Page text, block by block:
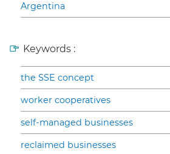
Argentina
Keywords :
the SSE concept
worker cooperatives
self-managed businesses
reclaimed businesses